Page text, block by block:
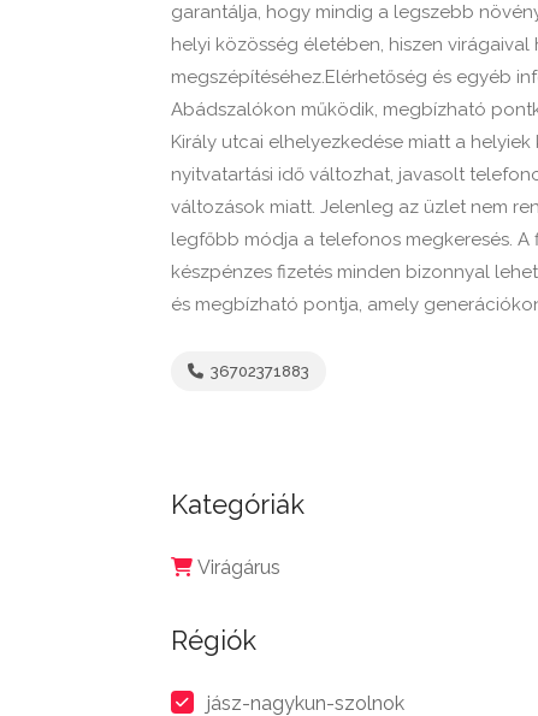
garantálja, hogy mindig a legszebb
helyi közösség életében, hiszen
megszépítéséhez.Elérhetőség és egyéb
Abádszalókon működik, megbízható
Király utcai elhelyezkedése miatt a
nyitvatartási idő változhat, javasolt
változások miatt. Jelenleg az üzlet nem
legfőbb módja a telefonos megkeresés.
készpénzes fizetés minden bizonnyal
és megbízható pontja, amely
36702371883
Kategóriák
Virágárus
Régiók
jász-nagykun-szolnok